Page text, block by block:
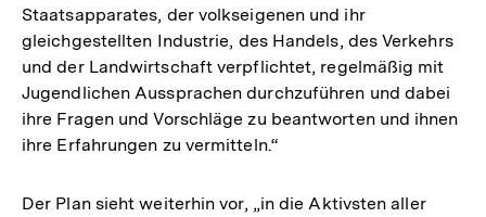
Staatsapparates, der volkseigenen und ihr
gleichgestellten Industrie, des Handels, des Verkehrs
und der Landwirtschaft verpflichtet, regelmäßig mit
Jugendlichen Aussprachen durchzuführen und dabei
ihre Fragen und Vorschläge zu beantworten und ihnen
ihre Erfahrungen zu vermitteln.“
Der Plan sieht weiterhin vor, „in die Aktivsten aller